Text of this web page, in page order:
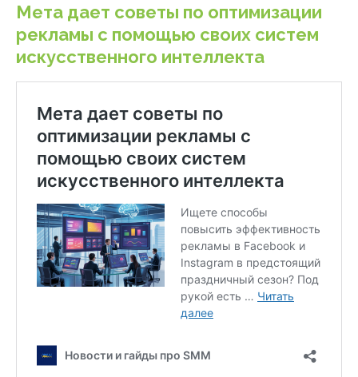
Мета дает советы по оптимизации
рекламы с помощью своих систем
искусственного интеллекта